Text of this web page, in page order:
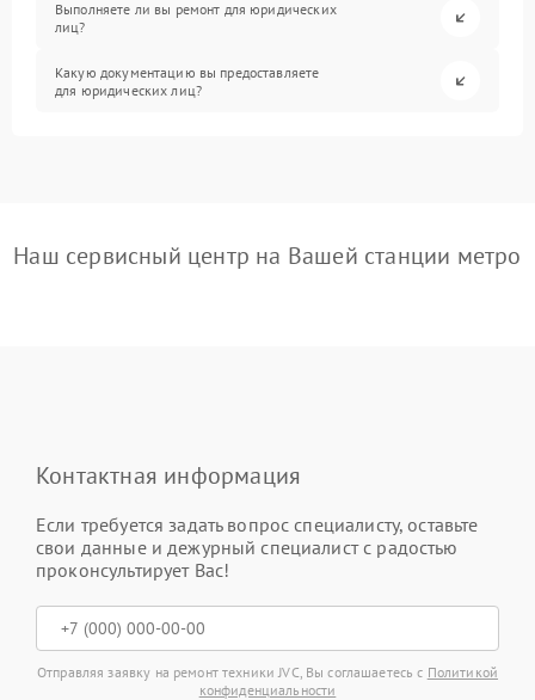
Выполняете ли вы ремонт для юридических
лиц?
Какую документацию вы предоставляете
для юридических лиц?
Наш сервисный центр на Вашей станции метро
Контактная информация
Если требуется задать вопрос специалисту, оставьте
свои данные и дежурный специалист с радостью
проконсультирует Вас!
Отправляя заявку на ремонт техники JVC, Вы соглашаетесь с Политикой
конфиденциальности